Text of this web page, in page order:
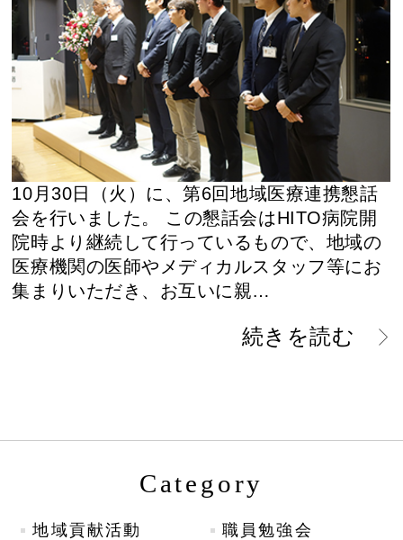
10月30日（火）に、第6回地域医療連携懇話
会を行いました。 この懇話会はHITO病院開
院時より継続して行っているもので、地域の
医療機関の医師やメディカルスタッフ等にお
集まりいただき、お互いに親…
続きを読む
Category
地域貢献活動
職員勉強会